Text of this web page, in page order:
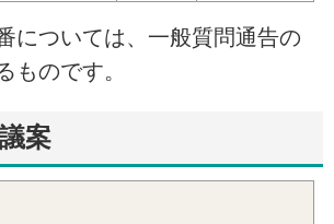
については、一般質問通告の
ものです。
案